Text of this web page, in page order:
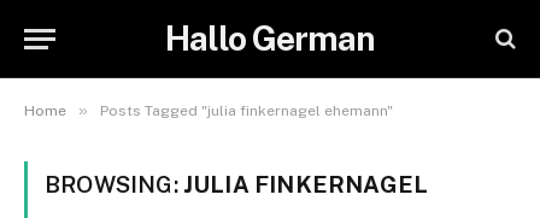
Hallo German
Home » Posts Tagged "julia finkernagel ehemann"
BROWSING: JULIA FINKERNAGEL